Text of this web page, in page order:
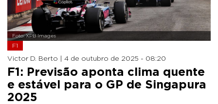
Foto: XPB Images
F1
Victor D. Berto | 4 de outubro de 2025 - 08:20
F1: Previsão aponta clima quente
e estável para o GP de Singapura
2025